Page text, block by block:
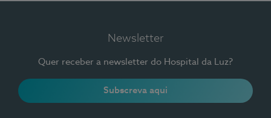
Newsletter
Quer receber a newsletter do Hospital da Luz?
Subscreva aqui